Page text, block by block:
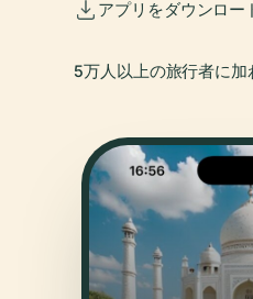
アプリをダウンロー
5万人以上の旅行者に加